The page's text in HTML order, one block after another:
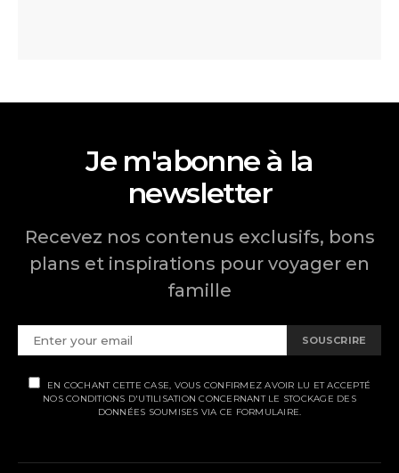
Je m'abonne à la
newsletter
Recevez nos contenus exclusifs, bons
plans et inspirations pour voyager en
famille
SOUSCRIRE
EN COCHANT CETTE CASE, VOUS CONFIRMEZ AVOIR LU ET ACCEPTÉ
NOS CONDITIONS D'UTILISATION CONCERNANT LE STOCKAGE DES
DONNÉES SOUMISES VIA CE FORMULAIRE.